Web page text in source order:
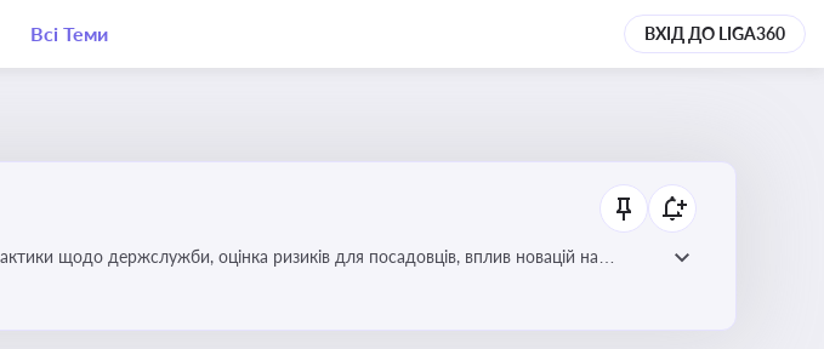
Всі Теми ВХІД ДО LIGA360
щодо держслужби, оцінка ризиків для посадовців, вплив новацій на
етичних стандартів